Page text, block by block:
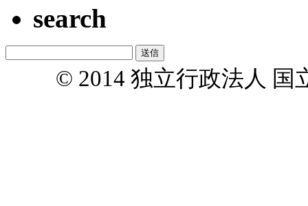
search
© 2014 独立行政法人 国